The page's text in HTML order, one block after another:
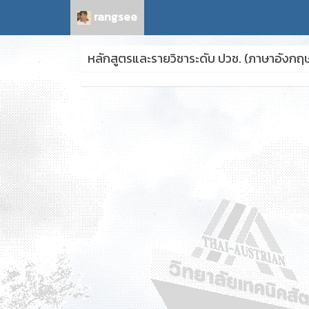
rangsee
หลักสูตรและรายวิชาระดับ ปวช. (ภาษาอังกฤ